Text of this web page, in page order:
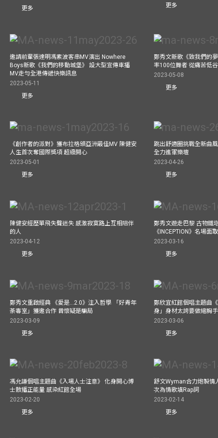
更多
更多
邀請前輩張達明馮素波客串MV演出 Nowhere
Boys新歌《我們的移動城堡》 設大型宣傳車播
MV走勻全港傳遞快樂訊息
2023-05-11
更多
鄭秀文新歌《致我們的
率100位舞者 從痛苦低
2023-05-08
更多
《創作者的派對》獲布拉格頒亞洲最佳MV 陳健安
人生首次奪國際獎項 超級開心
2023-05-01
更多
跳出舒適圈挑戰全新曲
全力進軍樂壇
2023-04-26
更多
陳健安經歷單飛失聲迷失 感激寂寞路上互相陪伴
的人
2023-04-12
更多
鄭秀文遊走巴黎 古物鐵
《INCEPTION》名場面
2023-03-16
更多
鄭秀文重啟經典 《愛是...2.0》注入哲學 「好青年
荼毒室」獲邀合作 曾懷疑是騙局
2023-03-09
更多
鄭欣宜紅館個唱主題曲
身」身材太誇要做縮胸
2023-03-06
更多
馮允謙個唱主題曲《入場人士注意》 化身開心博
士散播正能量 感染紅館全場
2023-02-20
更多
舒文Wyman合力炮製情
次為情歌填Rap詞
2023-02-14
更多